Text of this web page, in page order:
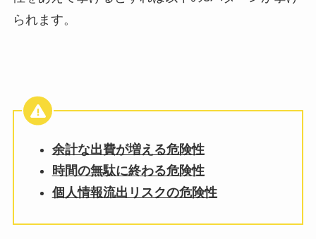
られます。
余計な出費が増える危険性
時間の無駄に終わる危険性
個人情報流出リスクの危険性